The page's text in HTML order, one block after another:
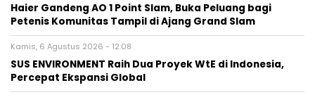
Haier Gandeng AO 1 Point Slam, Buka Peluang bagi
Petenis Komunitas Tampil di Ajang Grand Slam
Kamis, 6 Agustus 2026 - 12:08
SUS ENVIRONMENT Raih Dua Proyek WtE di Indonesia,
Percepat Ekspansi Global